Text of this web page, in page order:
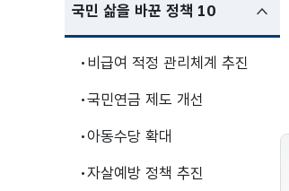
국민 삶을 바꾼 정책 10하위메뉴
펼친상태
비급여 적정 관리체계 추진
국민연금 제도 개선
아동수당 확대
자살예방 정책 추진